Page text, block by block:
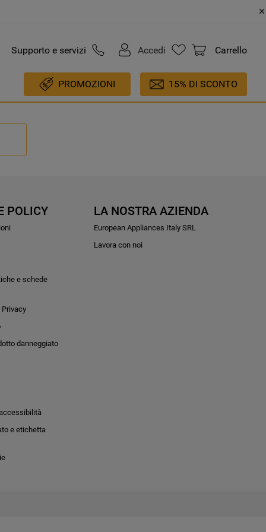
Supporto e servizi Accedi Carrello
PROMOZIONI 15% DI SCONTO
POLICY
e schede
danneggiato
e etichetta
LA NOSTRA AZIENDA
European Appliances Italy SRL
Lavora con noi